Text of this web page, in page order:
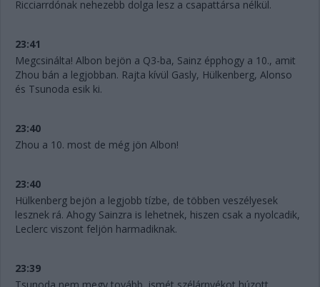
Ricciarrdónak nehezebb dolga lesz a csapattársa nélkül.
23:41
Megcsinálta! Albon bejön a Q3-ba, Sainz épphogy a 10., amit
Zhou bán a legjobban. Rajta kívül Gasly, Hülkenberg, Alonso
és Tsunoda esik ki.
23:40
Zhou a 10. most de még jön Albon!
23:40
Hülkenberg bejön a legjobb tízbe, de többen veszélyesek
lesznek rá. Ahogy Sainzra is lehetnek, hiszen csak a nyolcadik,
Leclerc viszont feljön harmadiknak.
23:39